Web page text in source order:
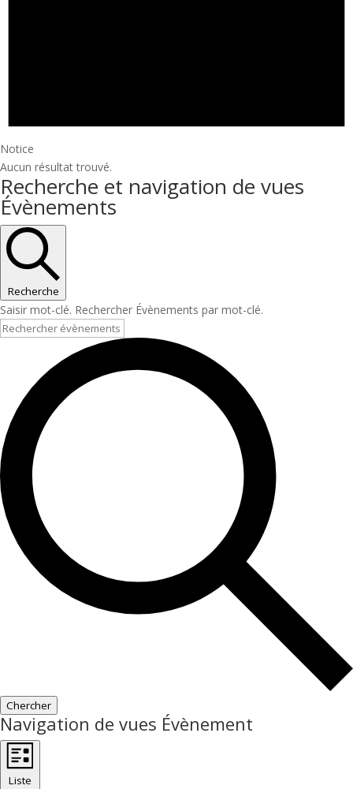
Notice
Aucun résultat trouvé.
Recherche et navigation de vues
Évènements
Recherche
Saisir mot-clé. Rechercher Évènements par mot-clé.
Chercher
Navigation de vues Évènement
Liste